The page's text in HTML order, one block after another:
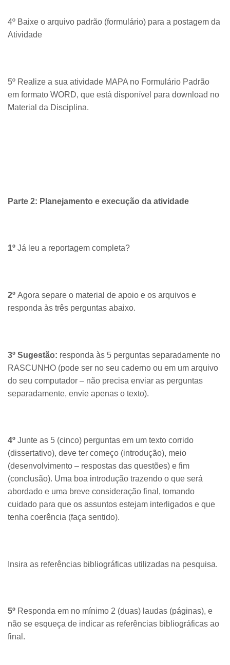
4º Baixe o arquivo padrão (formulário) para a postagem da
Atividade
5º Realize a sua atividade MAPA no Formulário Padrão
em formato WORD, que está disponível para download no
Material da Disciplina.
Parte 2: Planejamento e execução da atividade
1º Já leu a reportagem completa?
2º Agora separe o material de apoio e os arquivos e
responda às três perguntas abaixo.
3º Sugestão: responda às 5 perguntas separadamente no
RASCUNHO (pode ser no seu caderno ou em um arquivo
do seu computador – não precisa enviar as perguntas
separadamente, envie apenas o texto).
4º Junte as 5 (cinco) perguntas em um texto corrido
(dissertativo), deve ter começo (introdução), meio
(desenvolvimento – respostas das questões) e fim
(conclusão). Uma boa introdução trazendo o que será
abordado e uma breve consideração final, tomando
cuidado para que os assuntos estejam interligados e que
tenha coerência (faça sentido).
Insira as referências bibliográficas utilizadas na pesquisa.
5º Responda em no mínimo 2 (duas) laudas (páginas), e
não se esqueça de indicar as referências bibliográficas ao
final.